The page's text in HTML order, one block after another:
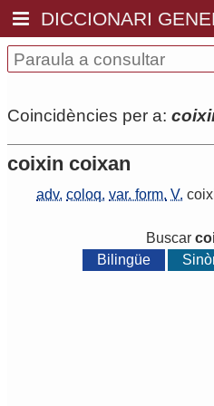
DICCIONARI
Coincidències per a:
coixin coixan
adv. coloq. var. form. V.
Buscar
Bilingüe